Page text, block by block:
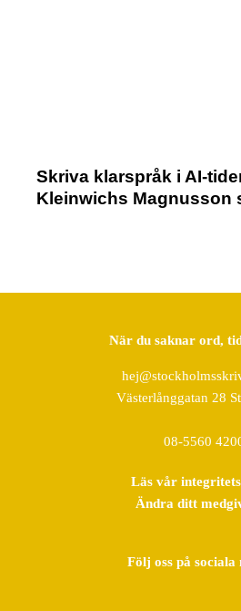
Skriva klarspråk i AI-
Kleinwichs Magnusson
När du saknar ord,
Västerlånggatan 28
08-5560
Läs vår
Ändra ditt
Följ oss på sociala